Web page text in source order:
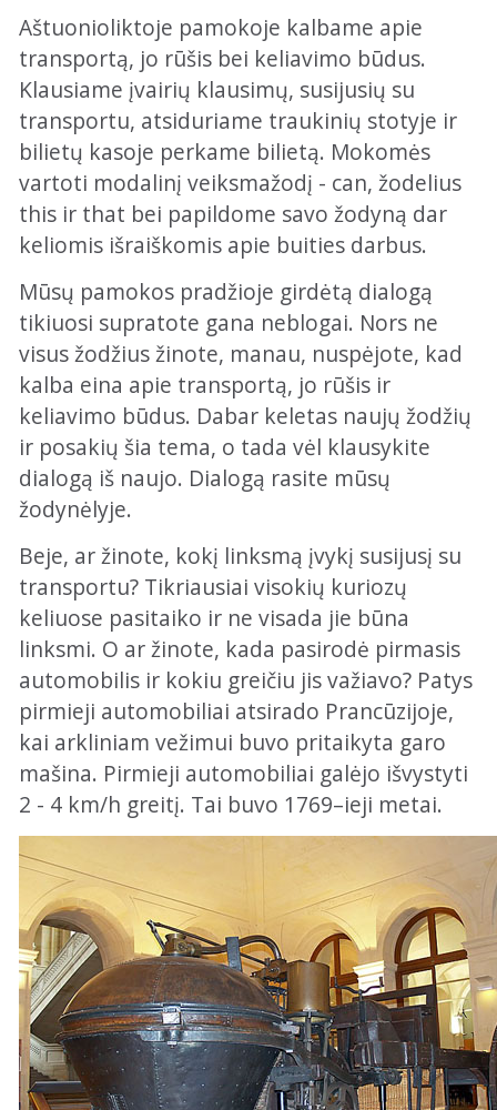
Aštuonioliktoje pamokoje kalbame apie
transportą, jo rūšis bei keliavimo būdus.
Klausiame įvairių klausimų, susijusių su
transportu, atsiduriame traukinių stotyje ir
bilietų kasoje perkame bilietą. Mokomės
vartoti modalinį veiksmažodį - can, žodelius
this ir that bei papildome savo žodyną dar
keliomis išraiškomis apie buities darbus.
Mūsų pamokos pradžioje girdėtą dialogą
tikiuosi supratote gana neblogai. Nors ne
visus žodžius žinote, manau, nuspėjote, kad
kalba eina apie transportą, jo rūšis ir
keliavimo būdus. Dabar keletas naujų žodžių
ir posakių šia tema, o tada vėl klausykite
dialogą iš naujo. Dialogą rasite mūsų
žodynėlyje.
Beje, ar žinote, kokį linksmą įvykį susijusį su
transportu? Tikriausiai visokių kuriozų
keliuose pasitaiko ir ne visada jie būna
linksmi. O ar žinote, kada pasirodė pirmasis
automobilis ir kokiu greičiu jis važiavo? Patys
pirmieji automobiliai atsirado Prancūzijoje,
kai arkliniam vežimui buvo pritaikyta garo
mašina. Pirmieji automobiliai galėjo išvystyti
2 - 4 km/h greitį. Tai buvo 1769–ieji metai.